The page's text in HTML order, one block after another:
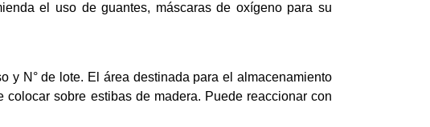
el uso de guantes, máscaras de oxígeno para su
y N° de lote. El área destinada para el almacenamiento
sobre estibas de madera. Puede reaccionar con